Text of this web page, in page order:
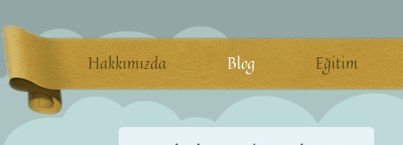
Hakkımızda Blog Eğitim